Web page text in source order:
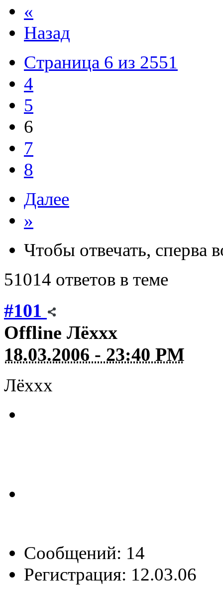
«
Назад
Страница 6 из 2551
4
5
6
7
8
Далее
»
Чтобы отвечать, сперва
51014 ответов в теме
#101
Offline Лёххх
18.03.2006 - 23:40 PM
Лёххх
Сообщений: 14
Регистрация: 12.03.06